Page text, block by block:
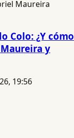
Colo: ¿Y cómo
y
19:56